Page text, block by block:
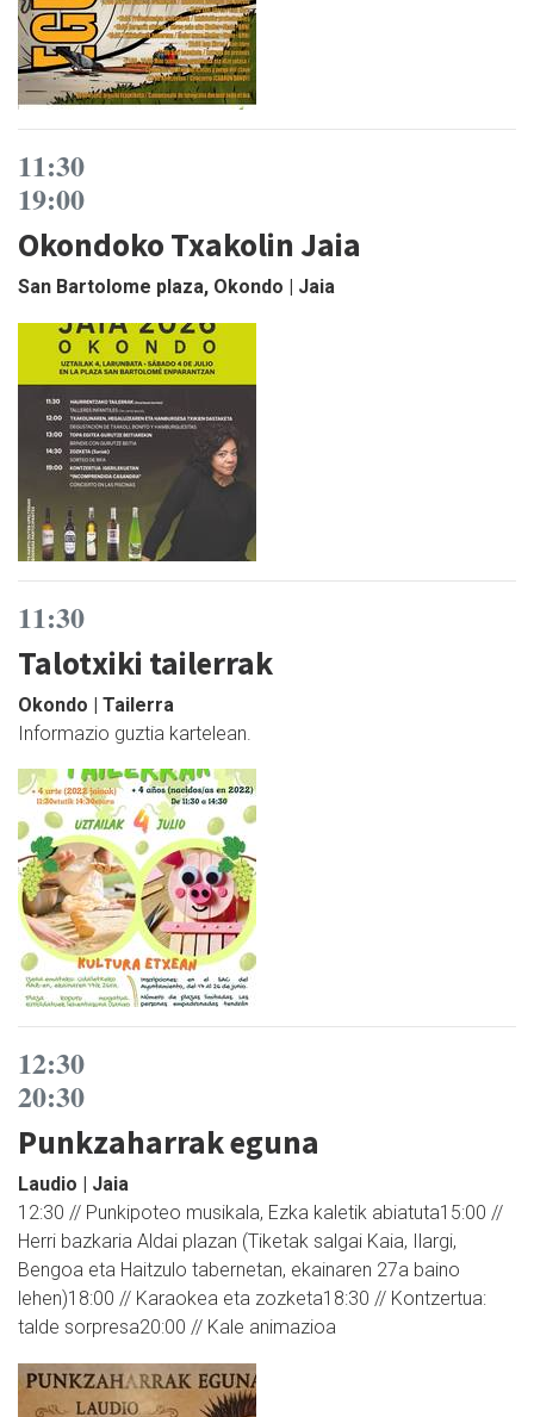
11:30
19:00
Okondoko Txakolin Jaia
San Bartolome plaza, Okondo | Jaia
11:30
Talotxiki tailerrak
Okondo | Tailerra
Informazio guztia kartelean.
12:30
20:30
Punkzaharrak eguna
Laudio | Jaia
12:30 // Punkipoteo musikala, Ezka kaletik abiatuta15:00 //
Herri bazkaria Aldai plazan (Tiketak salgai Kaia, Ilargi,
Bengoa eta Haitzulo tabernetan, ekainaren 27a baino
lehen)18:00 // Karaokea eta zozketa18:30 // Kontzertua:
talde sorpresa20:00 // Kale animazioa